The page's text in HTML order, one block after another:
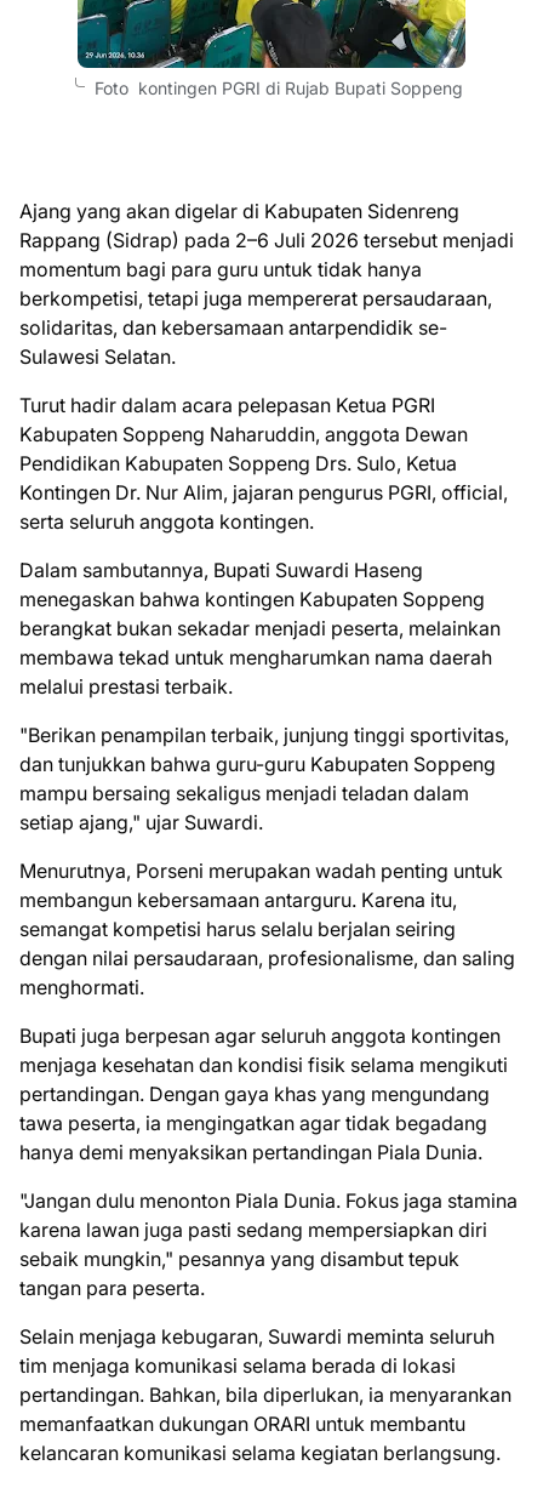
Foto kontingen PGRI di Rujab Bupati Soppeng
Ajang yang akan digelar di Kabupaten Sidenreng
Rappang (Sidrap) pada 2–6 Juli 2026 tersebut menjadi
momentum bagi para guru untuk tidak hanya
berkompetisi, tetapi juga mempererat persaudaraan,
solidaritas, dan kebersamaan antarpendidik se-
Sulawesi Selatan.
Turut hadir dalam acara pelepasan Ketua PGRI
Kabupaten Soppeng Naharuddin, anggota Dewan
Pendidikan Kabupaten Soppeng Drs. Sulo, Ketua
Kontingen Dr. Nur Alim, jajaran pengurus PGRI, official,
serta seluruh anggota kontingen.
Dalam sambutannya, Bupati Suwardi Haseng
menegaskan bahwa kontingen Kabupaten Soppeng
berangkat bukan sekadar menjadi peserta, melainkan
membawa tekad untuk mengharumkan nama daerah
melalui prestasi terbaik.
"Berikan penampilan terbaik, junjung tinggi sportivitas,
dan tunjukkan bahwa guru-guru Kabupaten Soppeng
mampu bersaing sekaligus menjadi teladan dalam
setiap ajang," ujar Suwardi.
Menurutnya, Porseni merupakan wadah penting untuk
membangun kebersamaan antarguru. Karena itu,
semangat kompetisi harus selalu berjalan seiring
dengan nilai persaudaraan, profesionalisme, dan saling
menghormati.
Bupati juga berpesan agar seluruh anggota kontingen
menjaga kesehatan dan kondisi fisik selama mengikuti
pertandingan. Dengan gaya khas yang mengundang
tawa peserta, ia mengingatkan agar tidak begadang
hanya demi menyaksikan pertandingan Piala Dunia.
"Jangan dulu menonton Piala Dunia. Fokus jaga stamina
karena lawan juga pasti sedang mempersiapkan diri
sebaik mungkin," pesannya yang disambut tepuk
tangan para peserta.
Selain menjaga kebugaran, Suwardi meminta seluruh
tim menjaga komunikasi selama berada di lokasi
pertandingan. Bahkan, bila diperlukan, ia menyarankan
memanfaatkan dukungan ORARI untuk membantu
kelancaran komunikasi selama kegiatan berlangsung.